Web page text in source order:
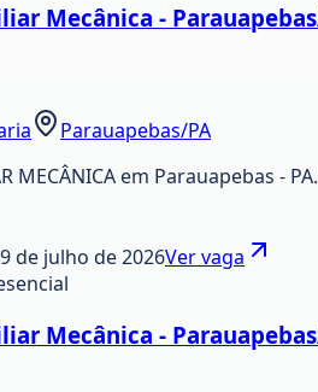
Mecânica -
Parauapebas/PA
MECÂNICA em Parauapebas
de julho de 2026Ver vaga
Mecânica -